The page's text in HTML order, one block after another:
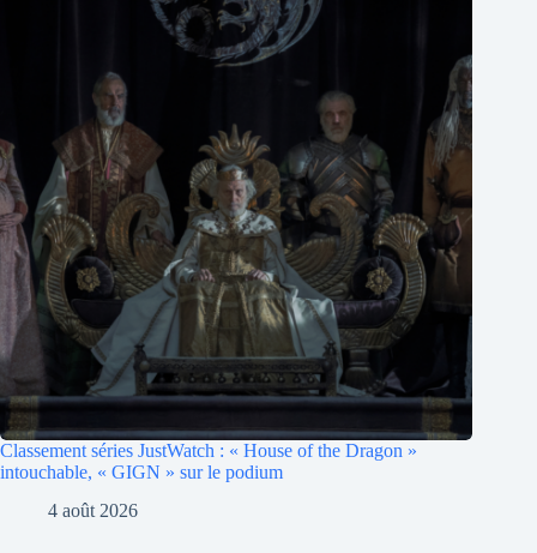
Classement séries JustWatch : « House of the Dragon »
intouchable, « GIGN » sur le podium
4 août 2026